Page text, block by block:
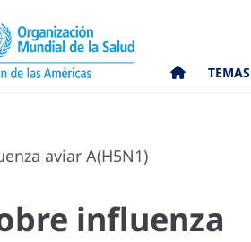
TEMAS
aviar A(H5N1)
influenza